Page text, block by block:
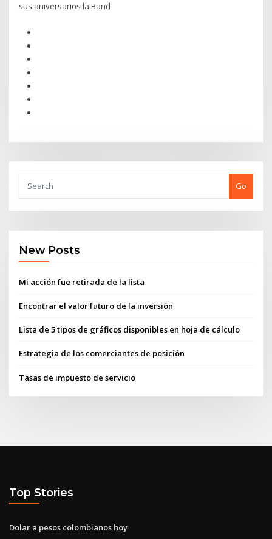
sus aniversarios la Band
Go
New Posts
Mi acción fue retirada de la lista
Encontrar el valor futuro de la inversión
Lista de 5 tipos de gráficos disponibles en hoja de cálculo
Estrategia de los comerciantes de posición
Tasas de impuesto de servicio
Top Stories
Dolar a pesos colombianos hoy